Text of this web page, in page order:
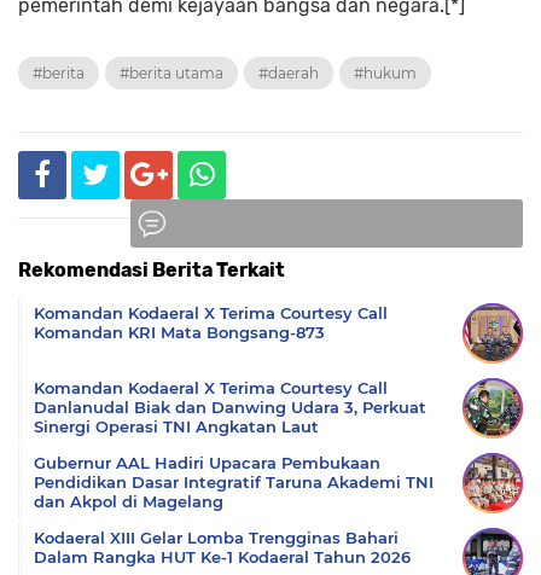
pemerintah demi kejayaan bangsa dan negara.[*]
#berita #berita utama #daerah #hukum
Rekomendasi Berita Terkait
Komandan Kodaeral X Terima Courtesy Call
Komandan KRI Mata Bongsang-873
Komandan Kodaeral X Terima Courtesy Call
Danlanudal Biak dan Danwing Udara 3, Perkuat
Sinergi Operasi TNI Angkatan Laut
Gubernur AAL Hadiri Upacara Pembukaan
Pendidikan Dasar Integratif Taruna Akademi TNI
dan Akpol di Magelang
Kodaeral XIII Gelar Lomba Trengginas Bahari
Dalam Rangka HUT Ke-1 Kodaeral Tahun 2026